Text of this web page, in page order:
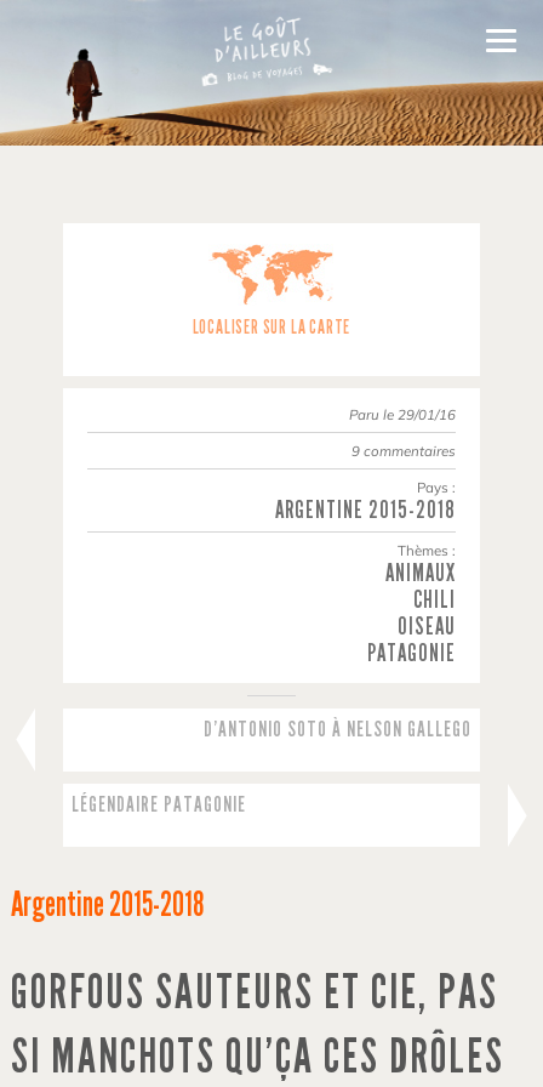
LOCALISER SUR LA CARTE
Paru le 29/01/16
9 commentaires
Pays :
ARGENTINE 2015-2018
Thèmes :
ANIMAUX
CHILI
OISEAU
PATAGONIE
D’ANTONIO SOTO À NELSON GALLEGO
LÉGENDAIRE PATAGONIE
Argentine2015-2018
GORFOUS SAUTEURS ET CIE, PAS
SI MANCHOTS QU’ÇA CES DRÔLES